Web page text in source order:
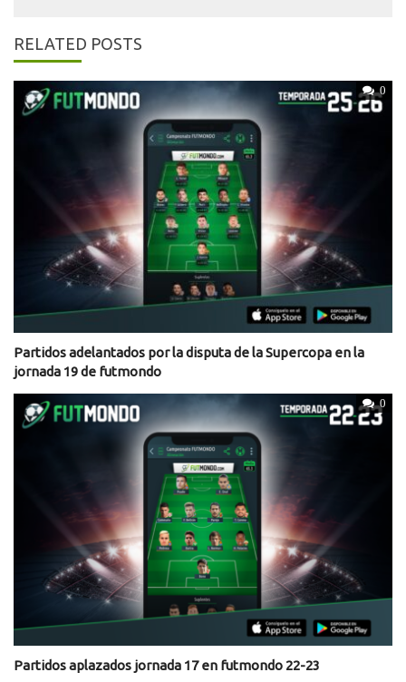
RELATED POSTS
0
Partidos adelantados por la disputa de la Supercopa en la
jornada 19 de futmondo
0
Partidos aplazados jornada 17 en futmondo 22-23